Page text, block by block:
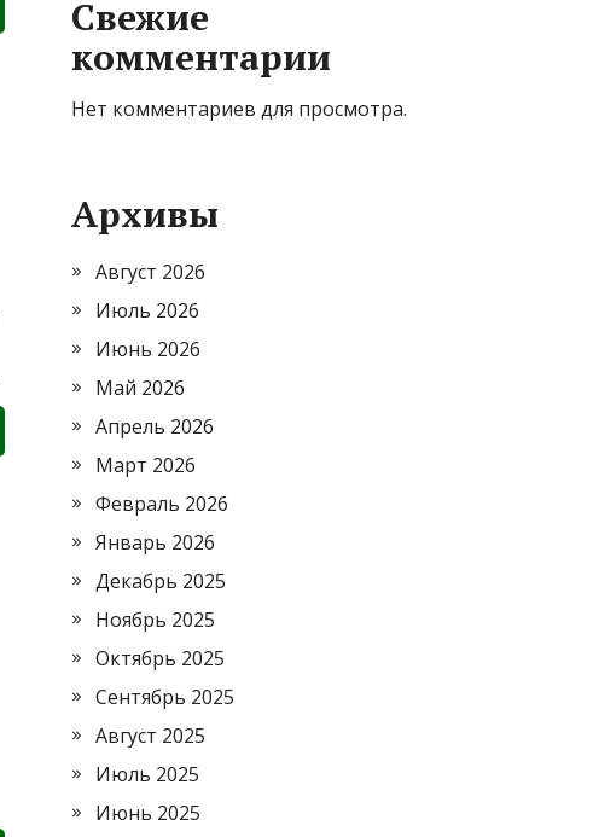
Свежие
комментарии
Нет комментариев для просмотра.
Архивы
Август 2026
Июль 2026
Июнь 2026
Май 2026
Апрель 2026
Март 2026
Февраль 2026
Январь 2026
Декабрь 2025
Ноябрь 2025
Октябрь 2025
Сентябрь 2025
Август 2025
Июль 2025
Июнь 2025